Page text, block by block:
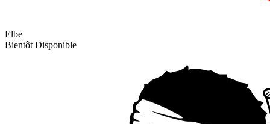
Elbe
Bientôt Disponible